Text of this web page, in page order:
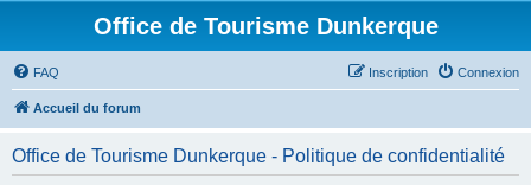
Office de Tourisme Dunkerque
FAQ Connexion
Inscription
Accueil du forum
Office de Tourisme Dunkerque - Politique de confidentialité